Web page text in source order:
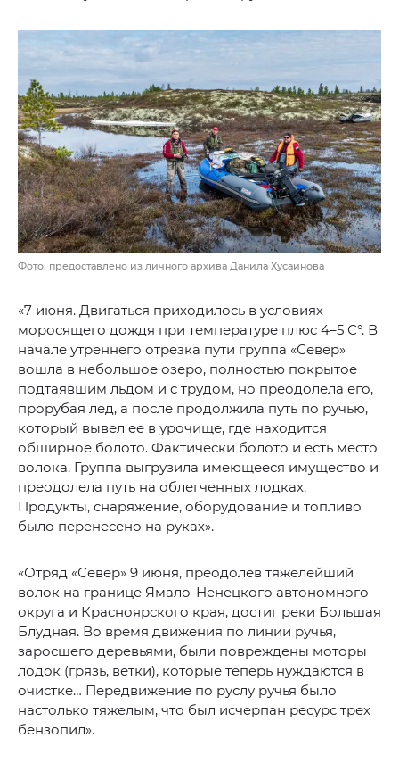
Фото: предоставлено из личного архива Данила Хусаинова
«7 июня. Двигаться приходилось в условиях
моросящего дождя при температуре плюс 4–5 С°. В
начале утреннего отрезка пути группа «Север»
вошла в небольшое озеро, полностью покрытое
подтаявшим льдом и с трудом, но преодолела его,
прорубая лед, а после продолжила путь по ручью,
который вывел ее в урочище, где находится
обширное болото. Фактически болото и есть место
волока. Группа выгрузила имеющееся имущество и
преодолела путь на облегченных лодках.
Продукты, снаряжение, оборудование и топливо
было перенесено на руках».
«Отряд «Север» 9 июня, преодолев тяжелейший
волок на границе Ямало-Ненецкого автономного
округа и Красноярского края, достиг реки Большая
Блудная. Во время движения по линии ручья,
заросшего деревьями, были повреждены моторы
лодок (грязь, ветки), которые теперь нуждаются в
очистке… Передвижение по руслу ручья было
настолько тяжелым, что был исчерпан ресурс трех
бензопил».